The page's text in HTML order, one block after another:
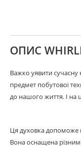
ОПИС
Важко уявити
предмет побутової
до нашого життя. І на
Ця духовка допоможе
Вона оснащена